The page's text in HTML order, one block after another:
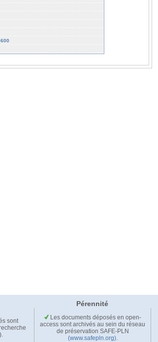
Pérennité
sont
Les documents déposés en open-
access sont archivés au sein du réseau
de préservation SAFE-PLN
(www.safepln.org).